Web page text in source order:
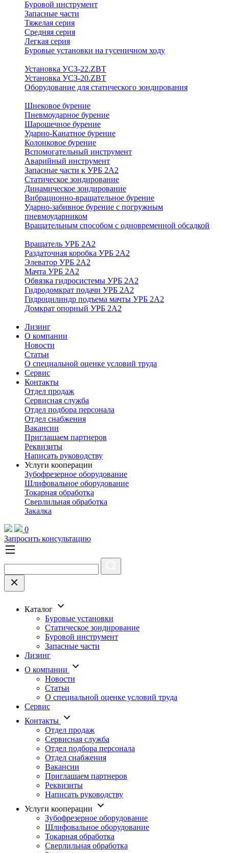
Буровой инструмент
Запасные части
Тяжелая серия
Средняя серия
Легкая серия
Буровые установки на гусеничном ходу
Установка УСЗ-22.ZBT
Установка УСЗ-20.ZBT
Оборудование для статического зондирования
Шнековое бурение
Пневмоударное бурение
Шарошечное бурение
Ударно-Канатное бурение
Колонковое бурение
Вспомогательный инструмент
Аварийный инструмент
Запасные части к УРБ 2А2
Статическое зондирование
Динамическое зондирование
Вибрационно-вращательное бурение
Ударно-забивное бурение с погружным
пневмоударником
Вращательным способом с одновременной обсадкой
Вращатель УРБ 2А2
Раздаточная коробка УРБ 2А2
Элеватор УРБ 2А2
Мачта УРБ 2А2
Обвязка гидросистемы УРБ 2А2
Гидродомкрат подачи УРБ 2А2
Гидроцилиндр подъема мачты УРБ 2А2
Домкрат опорный УРБ 2А2
Лизинг
О компании
Новости
Статьи
О специальной оценке условий труда
Сервис
Контакты
Отдел продаж
Сервисная служба
Отдел подбора персонала
Отдел снабжения
Вакансии
Приглашаем партнеров
Реквизиты
Написать руководству
Услуги кооперации
Зубофрезерное оборудование
Шлифовальное оборудование
Токарная обработка
Cверлильная обработка
Закалка
0
Запросить консультацию
Каталог
Буровые установки
Статическое зондирование
Буровой инструмент
Запасные части
Лизинг
О компании
Новости
Статьи
О специальной оценке условий труда
Сервис
Контакты
Отдел продаж
Сервисная служба
Отдел подбора персонала
Отдел снабжения
Вакансии
Приглашаем партнеров
Реквизиты
Написать руководству
Услуги кооперации
Зубофрезерное оборудование
Шлифовальное оборудование
Токарная обработка
Cверлильная обработка